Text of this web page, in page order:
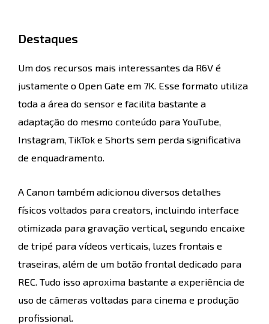
Destaques
Um dos recursos mais interessantes da R6V é
justamente o Open Gate em 7K. Esse formato utiliza
toda a área do sensor e facilita bastante a
adaptação do mesmo conteúdo para YouTube,
Instagram, TikTok e Shorts sem perda significativa
de enquadramento.
A Canon também adicionou diversos detalhes
físicos voltados para creators, incluindo interface
otimizada para gravação vertical, segundo encaixe
de tripé para vídeos verticais, luzes frontais e
traseiras, além de um botão frontal dedicado para
REC. Tudo isso aproxima bastante a experiência de
uso de câmeras voltadas para cinema e produção
profissional.